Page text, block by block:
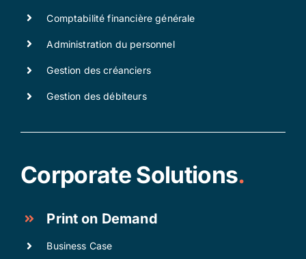
Comptabilité financière générale
Administration du personnel
Gestion des créanciers
Gestion des débiteurs
Corporate Solutions.
Print on Demand
Business Case